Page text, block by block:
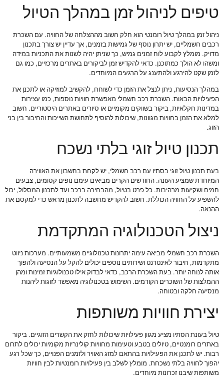
טיפים לניהול זמן במהלך הטיול
ניהול זמן במהלך טיול רומנטי הוא חלק חשוב מההצלחה של החוויה. עם השכרת
רכבים חשמליים, יש יתרון נוסף של גמישות בזמנים, אך עדיין יש צורך בתכנון
מדויק. מומלץ לקבוע לוח זמנים גמיש, כך שניתן יהיה לשנות את התכניות במידה
ומשהו לא הולך כמתוכנן. כדאי להקדיש זמן לביקורים באתרים מרכזיים, כמו גם
לזמן שקט להירגע ולהתענג על הרגעים המיוחדים.
במהלך הנסיעות, ניתן לנצל את הזמן כדי לשוחח, להקשיב למוזיקה או לתכנן את
הפעילויות הבאות. השכרת רכב חשמלי מאפשרת חוויות נוספות, כמו עצירות
במדינות חקלאיות, ביקור בשווקים מקומיים או סיורים באתרים היסטוריים. חשוב
למלא את הזמן בחוויות מגוונות, שיכולות להוסיף לתחושת השייכות והחיבור בין בני
הזוג.
תכנון טיול זוגי בלתי נשכח
בעת תכנון טיול זוגי בסתיו עם רכב חשמלי, יש לקחת בחשבון את האווירה
המיוחדת שמציע העונה. החודשים הקרים מביאים עימם נופים קסומים, צבעים
חמים ושקיעות מרהיבות. כל פרט בטיול, מהבחירה ברכב ועד לתכנון המסלול, יכול
להשפיע על החוויה הכוללת. חשוב להקדיש מחשבה לתכנון מראש כדי למקסם את
ההנאה.
ניצול הטכנולוגיה המתקדמת
השכרת רכב חשמלי מביאה עימה יתרונות טכנולוגיים משמעותיים. מערכות ניווט
מתקדמות, חיבור לאינטרנט ושירותים נוספים יכולים להקל על הנסיעה ולהפוך
אותה לנוחה יותר. בעת השכרת הרכב, כדאי לבדוק אילו טכנולוגיות זמינות ומהן
ההמלצות של השוכרים הקודמים. השימוש בטכנולוגיה מאפשר לזוגות ליהנות
מנסיעה חלקה ובטוחה.
יצירת חוויות משותפות
טיול בעונת הסתיו מציע מגוון פעילויות שיכולות לחזק את הקשרים הזוגיים. ביקור
באתרים רומנטיים, טיולים בטבע וטעימות מחוויות קולינריות מקומיות יכולים לתרום
רבות. יש לתכנן את הפעילויות בהתאם למזג האוויר ולזמנים הפנויים, כך שכל רגע
יהפוך לחוויה בלתי נשכחת. מומלץ לשלב בין פעילויות רומנטיות לבין חוויות
משותפות שיבנו זכרונות מיוחדים.